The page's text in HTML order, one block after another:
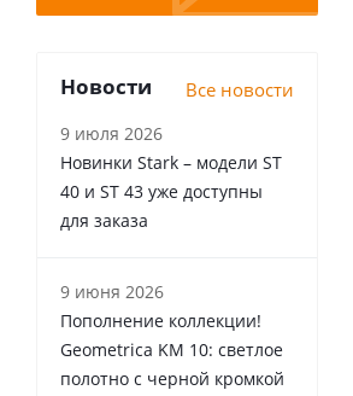
Новости Все новости
9 июля 2026
Новинки Stark – модели ST
40 и ST 43 уже доступны
для заказа
9 июня 2026
Пополнение коллекции!
Geometrica KM 10: светлое
полотно с черной кромкой